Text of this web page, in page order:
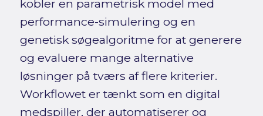
kobler en parametrisk model med
performance-simulering og en
genetisk søgealgoritme for at generere
og evaluere mange alternative
løsninger på tværs af flere kriterier.
Workflowet er tænkt som en digital
medspiller, der automatiserer og